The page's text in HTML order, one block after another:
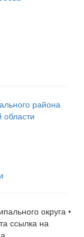
округа •
ссылка на